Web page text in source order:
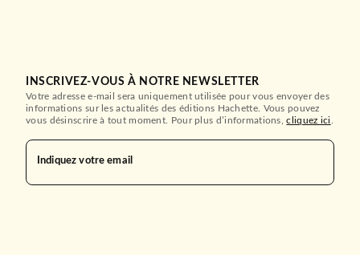
INSCRIVEZ-VOUS À NOTRE NEWSLETTER
Votre adresse e-mail sera uniquement utilisée pour vous envoyer des
informations sur les actualités des éditions Hachette. Vous pouvez
vous désinscrire à tout moment. Pour plus d’informations,cliquez ici
Indiquez votre email